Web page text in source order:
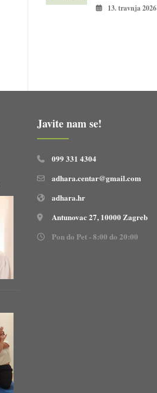
13. travnja 2026
Javite nam se!
099 331 4304
adhara.centar@gmail.com
adhara.hr
Antunovac 27, 10000 Zagreb
Pon do Pet - 8:00 do 20:00